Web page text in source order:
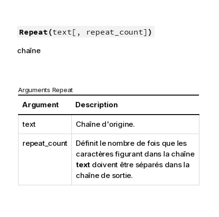
Repeat(text[, repeat_count] )
chaîne
Arguments Repeat
Argument Description
text Chaîne d'origine.
repeat_count
Définit le nombre de fois que les
caractères figurant dans la chaîne
text doivent être séparés dans la
chaîne de sortie.